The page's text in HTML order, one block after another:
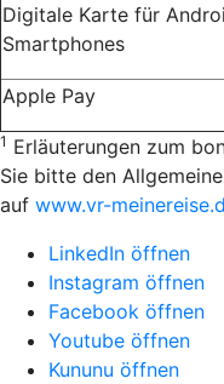
Digitale Karte für
Smartphones
Apple Pay
1 Erläuterungen zum
Sie bitte den
auf www.vr-
LinkedIn öffnen
Instagram öffnen
Facebook öffnen
Youtube öffnen
Kununu öffnen